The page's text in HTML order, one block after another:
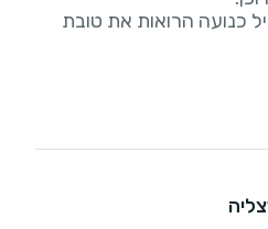
כנועה הרואות את טובת